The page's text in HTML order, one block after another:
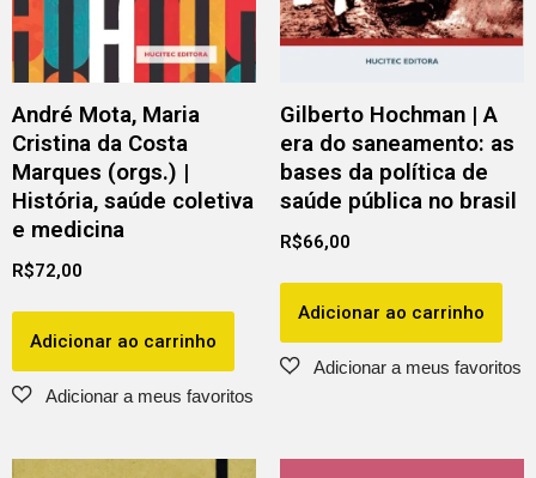
André Mota, Maria
Cristina da Costa
Marques (orgs.) |
História, saúde coletiva
e medicina
R$72,00
Adicionar ao carrinho
Gilberto Hochman | A
era do saneamento: as
bases da política de
saúde pública no brasil
R$66,00
Adicionar ao carrinho